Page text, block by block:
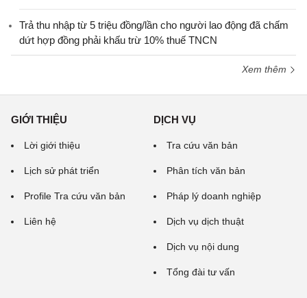
Trả thu nhập từ 5 triệu đồng/lần cho người lao động đã chấm
dứt hợp đồng phải khấu trừ 10% thuế TNCN
Xem thêm
GIỚI THIỆU
Lời giới thiệu
Lịch sử phát triển
Profile Tra cứu văn bản
Liên hệ
DỊCH VỤ
Tra cứu văn bản
Phân tích văn bản
Pháp lý doanh nghiệp
Dịch vụ dịch thuật
Dịch vụ nội dung
Tổng đài tư vấn